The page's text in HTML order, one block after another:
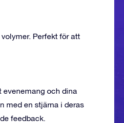
Perfekt för att
evenemang och dina
med en stjärna i deras
feedback.